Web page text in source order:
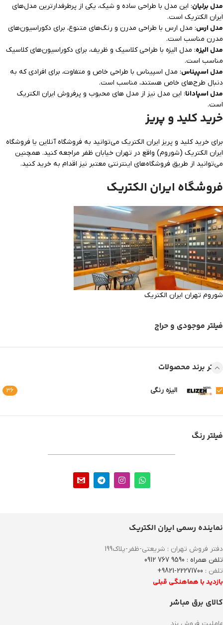
فیلتر موجودی و حراج
فیلتر برند محصولات
الیزه رنگی 36
فیلتر رنگ
مدل برلیان: این مدل با طراحی ساده و شیک، یکی از پرطرفدارترین مدل‌های
ایران الکتریک است.
مدل ارس: مدل ارس با طراحی مدرن و رنگ‌های متنوع، برای دکوراسیون‌های
مدرن مناسب است.
مدل الیزه: مدل الیزه با طراحی کلاسیک و ظریف، برای دکوراسیون‌های کلاسیک
مناسب است.
مدل اسپیناس: مدل اسپیناس با طراحی خاص و متفاوت، برای افرادی که به
دنبال طرح‌های خاص هستند، مناسب است.
مدل اسپادانا: این مدل نیز از مدل های محبوب و پرفروش ایران الکتریک
است.
خرید کلید و پریز
برای خرید کلید و پریز ایران الکتریک می‌توانید به فروشگاه آنلاین یا فروشگاه
ایران الکتریک (شوروم) واقع در تهران خیابان ظفر مراجعه کنید. همچنین
می‌توانید از طریق فروشگاه‌های اینترنتی معتبر نیز اقدام به خرید کنید.
فروشگاه ایران الکتریک
شوروم تهران ایران الکتریک
نماینده رسمی ایران الکتریک
دفتر فروش تهران : شریعتی-ظفر-پلاک199
تلفن همراه : 9590 767 0912
تلفن : 22271700-9821+
بازدید با هماهنگی قبلی
کالای برق مباشر